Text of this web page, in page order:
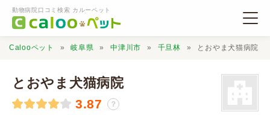
動物病院口コミ検索 カルーペット
Calooペット 岐阜県 中津川市 千旦林 とおやま犬猫病院
とおやま犬猫病院
3.87 ？